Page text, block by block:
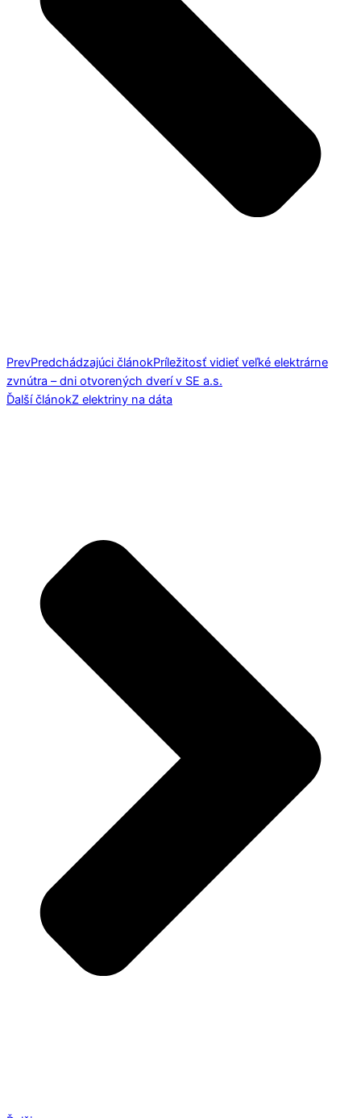
PrevPredchádzajúci článokPríležitosť vidieť veľké elektrárne
zvnútra – dni otvorených dverí v SE a.s.
Ďalší článokZ elektriny na dáta